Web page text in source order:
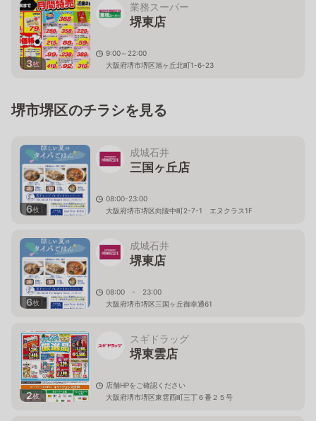
3枚
業務スーパー
堺東店
9:00～22:00
大阪府堺市堺区旭ヶ丘北町1-6-23
堺市堺区のチラシを見る
6枚
成城石井
三国ヶ丘店
08:00-23:00
大阪府堺市堺区向陵中町2-7-1 エヌクラス1F
6枚
成城石井
堺東店
08:00 - 23:00
大阪府堺市堺区三国ヶ丘御幸通61
2枚
スギドラッグ
堺東雲店
店舗HPをご確認ください
大阪府堺市堺区東雲西町三丁６番２５号